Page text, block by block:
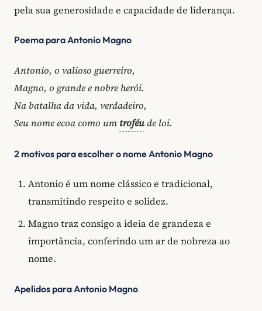
pela sua generosidade e capacidade de liderança.
Poema para Antonio Magno
Antonio, o valioso guerreiro,
Magno, o grande e nobre herói.
Na batalha da vida, verdadeiro,
Seu nome ecoa como umtroféude loi.
2 motivos para escolher o nome Antonio Magno
Antonio é um nome clássico e tradicional,
transmitindo respeito e solidez.
Magno traz consigo a ideia de grandeza e
importância, conferindo um ar de nobreza ao
nome.
Apelidos para Antonio Magno